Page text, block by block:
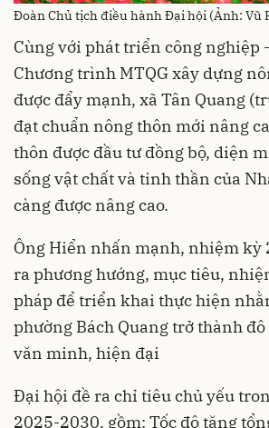
Đoàn Chủ tịch điều hành Đại hội (Ảnh: Vũ
Cùng với phát triển công nghiệp
Chương trình MTQG xây dựng
được đẩy mạnh, xã Tân Quang
đạt chuẩn nông thôn mới nâng
thôn được đầu tư đồng bộ, diện
sống vật chất và tinh thần của
càng được nâng cao.
Ông Hiển nhấn mạnh, nhiệm kỳ
ra phương hướng, mục tiêu,
pháp để triển khai thực hiện
phường Bách Quang trở thành
văn minh, hiện đại
Đại hội đề ra chỉ tiêu chủ yếu
2025-2030, gồm: Tốc độ tăng